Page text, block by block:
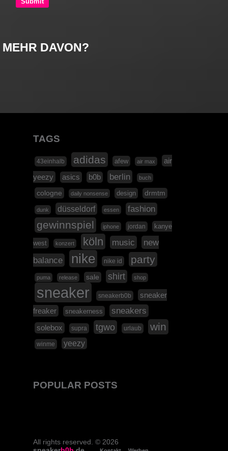
MEHR DAVON?
TAGS
43einhalb adidas afew air max
air
yeezy
asics b0b berlin buch
cologne daily nonsense design drmtm
dunk düsseldorf essen fashion
gewinnspiel iphone jordan kanye
west konzert köln music
new
balance
nike nike id party
puma release sale shirt shop
sneaker sneakerb0b
sneaker
freaker
sneakerness sneakers
solebox supra tgwo urlaub win
winme yeezy
POPULAR POSTS
All rights reserved. © 2026